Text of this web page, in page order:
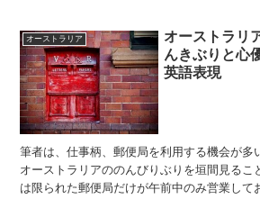
オーストラリア
オーストラリ
んきぶりと心
英語表現
筆者は、仕事柄、郵便局を利用する機会が多
オーストラリアののんびりぶりを垣間見るこ
は限られた郵便局だけが午前中のみ営業して